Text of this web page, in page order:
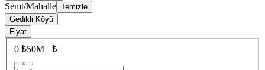
Semt/Mahalle Temizle
Gedikli Köyü
Fiyat
0 ₺50M+ ₺